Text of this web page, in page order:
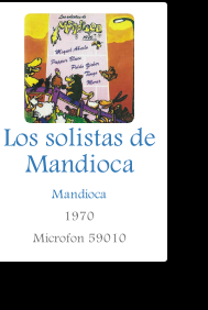
Los solistas de
Mandioca
Mandioca
1970
Microfon 59010